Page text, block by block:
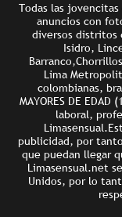
Todas las
anuncios con
diversos distritos
Isidro,
Lima
colombianas,
MAYORES DE
laboral,
publicidad, por
que puedan llegar
Limasensual.net
Unidos, por lo